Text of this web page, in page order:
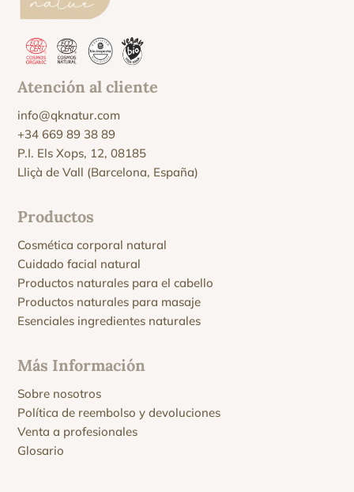
Atención al cliente
info@qknatur.com
+34 669 89 38 89
P.I. Els Xops, 12, 08185
Lliçà de Vall (Barcelona, España)
Productos
Cosmética corporal natural
Cuidado facial natural
Productos naturales para el cabello
Productos naturales para masaje
Esenciales ingredientes naturales
Más Información
Sobre nosotros
Política de reembolso y devoluciones
Venta a profesionales
Glosario